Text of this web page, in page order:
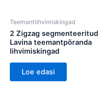
Teemantlihvimiskingad
2 Zigzag segmenteeritud
Lavina teemantpõranda
lihvimiskingad
Loe edasi